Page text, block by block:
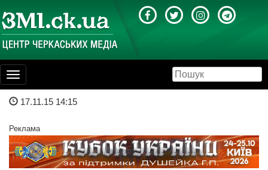
Toggle
navigation
17.11.15 14:15
Реклама